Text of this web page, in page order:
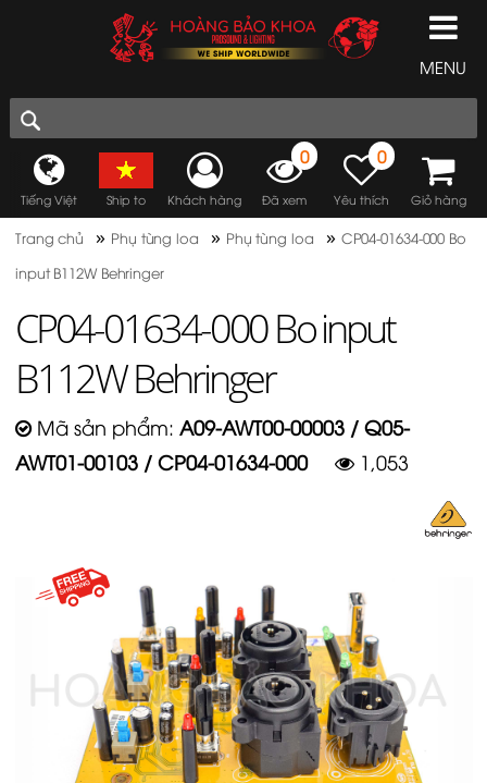
MENU
Tiếng Việt Ship to Khách hàng
0
Đã xem
0
Yêu thích Giỏ hàng
Trang chủ » Phụ tùng loa » Phụ tùng loa » CP04-01634-000 Bo
input B112W Behringer
CP04-01634-000 Bo input
B112W Behringer
Mã sản phẩm: A09-AWT00-00003 / Q05-
AWT01-00103 / CP04-01634-000
1,053